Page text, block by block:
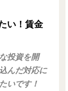
い！賃金
投資を開
んだ対応に
いです！